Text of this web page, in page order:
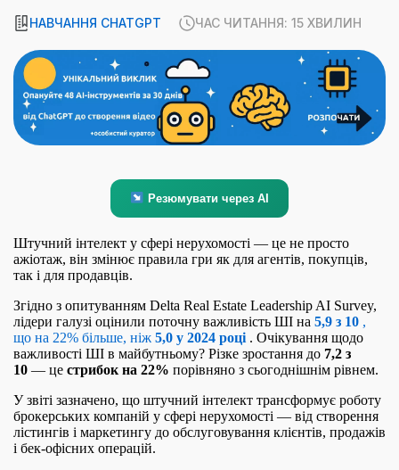
НАВЧАННЯ CHATGPT ЧАС ЧИТАННЯ: 15 ХВИЛИН
Резюмувати через AI
Штучний інтелект у сфері нерухомості — це не просто
ажіотаж, він змінює правила гри як для агентів, покупців,
так і для продавців.
Згідно з опитуванням Delta Real Estate Leadership AI Survey,
лідери галузі оцінили поточну важливість ШІ на 5,9 з 10 ,
що на 22% більше, ніж 5,0 у 2024 році . Очікування щодо
важливості ШІ в майбутньому? Різке зростання до 7,2 з
10 — це стрибок на 22% порівняно з сьогоднішнім рівнем.
У звіті зазначено, що штучний інтелект трансформує роботу
брокерських компаній у сфері нерухомості — від створення
лістингів і маркетингу до обслуговування клієнтів, продажів
і бек-офісних операцій.